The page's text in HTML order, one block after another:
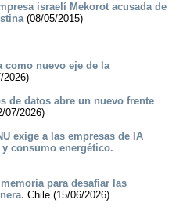
israelí Mekorot acusada de
(08/05/2015)
como nuevo eje de la
2026)
de datos abre un nuevo frente
07/2026)
exige a las empresas de IA
consumo energético.
para desafiar las
Chile (15/06/2026)